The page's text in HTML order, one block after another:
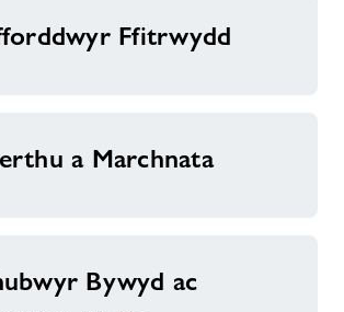
Ffitrwydd
a Marchnata
Bywyd ac